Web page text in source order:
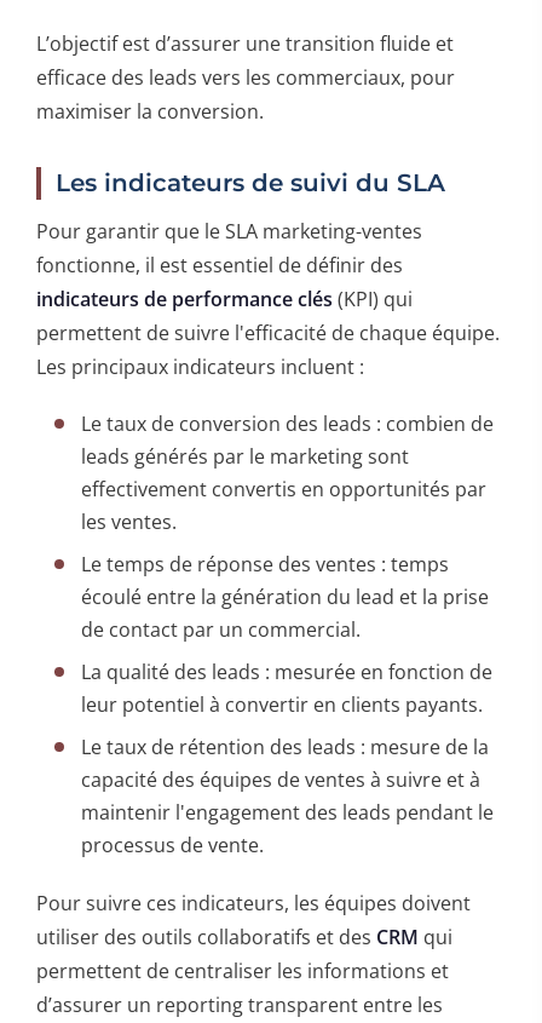
L’objectif est d’assurer une transition fluide et
efficace des leads vers les commerciaux, pour
maximiser la conversion.
Les indicateurs de suivi du SLA
Pour garantir que le SLA marketing-ventes
fonctionne, il est essentiel de définir des
indicateurs de performance clés (KPI) qui
permettent de suivre l'efficacité de chaque équipe.
Les principaux indicateurs incluent :
Le taux de conversion des leads : combien de
leads générés par le marketing sont
effectivement convertis en opportunités par
les ventes.
Le temps de réponse des ventes : temps
écoulé entre la génération du lead et la prise
de contact par un commercial.
La qualité des leads : mesurée en fonction de
leur potentiel à convertir en clients payants.
Le taux de rétention des leads : mesure de la
capacité des équipes de ventes à suivre et à
maintenir l'engagement des leads pendant le
processus de vente.
Pour suivre ces indicateurs, les équipes doivent
utiliser des outils collaboratifs et des CRM qui
permettent de centraliser les informations et
d’assurer un reporting transparent entre les